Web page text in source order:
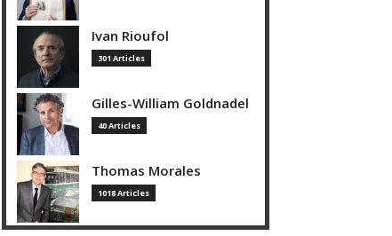
Ivan Rioufol
301 Articles
Gilles-William Goldnadel
40 Articles
Thomas Morales
1018 Articles